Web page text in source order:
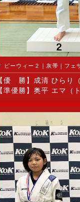
ピーウィー２｜灰帯｜フェ
【優 勝】成清 ひらり
【準優勝】奥平 エマ（